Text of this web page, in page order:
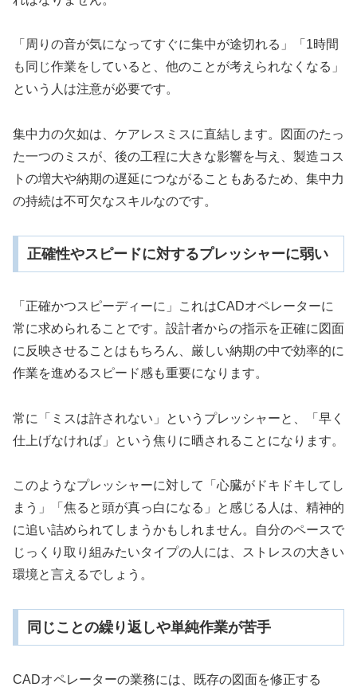
「周りの音が気になってすぐに集中が途切れる」「1時間
も同じ作業をしていると、他のことが考えられなくなる」
という人は注意が必要です。
集中力の欠如は、ケアレスミスに直結します。図面のたっ
た一つのミスが、後の工程に大きな影響を与え、製造コス
トの増大や納期の遅延につながることもあるため、集中力
の持続は不可欠なスキルなのです。
正確性やスピードに対するプレッシャーに弱い
「正確かつスピーディーに」これはCADオペレーターに
常に求められることです。設計者からの指示を正確に図面
に反映させることはもちろん、厳しい納期の中で効率的に
作業を進めるスピード感も重要になります。
常に「ミスは許されない」というプレッシャーと、「早く
仕上げなければ」という焦りに晒されることになります。
このようなプレッシャーに対して「心臓がドキドキしてし
まう」「焦ると頭が真っ白になる」と感じる人は、精神的
に追い詰められてしまうかもしれません。自分のペースで
じっくり取り組みたいタイプの人には、ストレスの大きい
環境と言えるでしょう。
同じことの繰り返しや単純作業が苦手
CADオペレーターの業務には、既存の図面を修正する